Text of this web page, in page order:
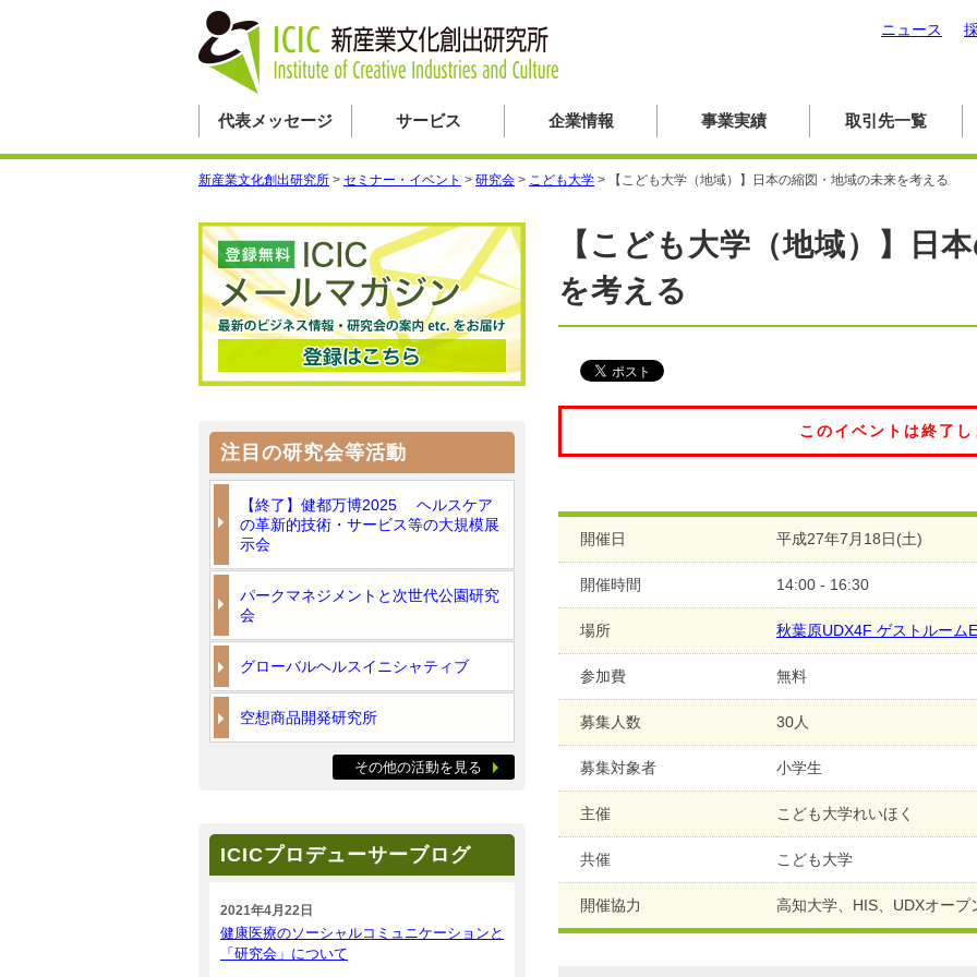
ニュース
代表メッセージ サービス 企業情報 事業実績 取引先一覧
新産業文化創出研究所 > セミナー・イベント > 研究会 > こども大学 > 【こども大学（地域）】日本の縮図・地域の未来を考える
【こども大学（地域）】日
を考える
このイベントは終了し
開催日 平成27年7月18日(土)
開催時間 14:00 - 16:30
場所 秋葉原UDX4F ゲストルームE
参加費 無料
募集人数 30人
募集対象者 小学生
主催 こども大学れいほく
共催 こども大学
開催協力 高知大学、HIS、UDXオープ
注目の研究会等活動
【終了】健都万博2025 ヘルスケア
の革新的技術・サービス等の大規模展
示会
パークマネジメントと次世代公園研究
会
グローバルヘルスイニシャティブ
空想商品開発研究所
その他の活動を見る
ICICプロデューサーブログ
2021年4月22日
健康医療のソーシャルコミュニケーションと
「研究会」について